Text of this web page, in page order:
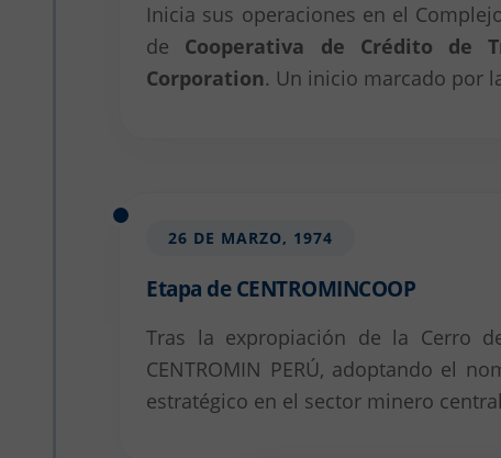
Inicia sus operaciones en el
de Cooperativa de Crédito de
Corporation. Un inicio marcado por
26 DE MARZO, 1974
Etapa de CENTROMINCOOP
Tras la expropiación de la Cerro
CENTROMIN PERÚ, adoptando el
estratégico en el sector minero